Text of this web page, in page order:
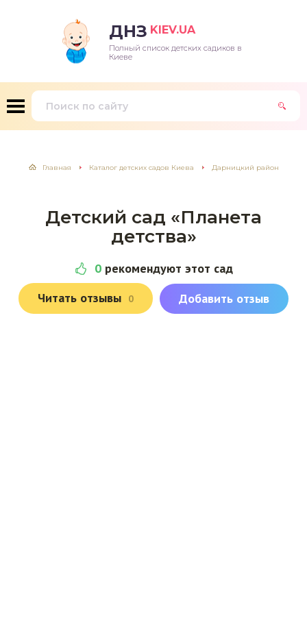
ДНЗ KIEV.UA
Полный список детских садиков в
Киеве
Главная Каталог детских садов Киева Дарницкий район
Детский сад «Планета
детства»
0 рекомендуют этот сад
Читать отзывы
0 Добавить отзыв